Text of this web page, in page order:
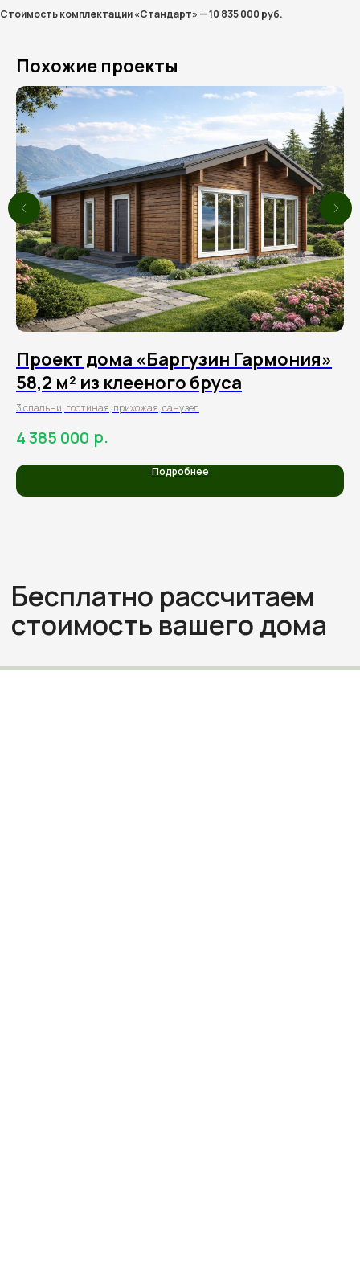
Стоимость комплектации «Стандарт» — 10 835 000 руб.
Похожие проекты
Проект дома «Баргузин Гармония»
58,2 м² из клееного бруса
3 спальни, гостиная, прихожая, санузел
4 385 000 р.
Подробнее